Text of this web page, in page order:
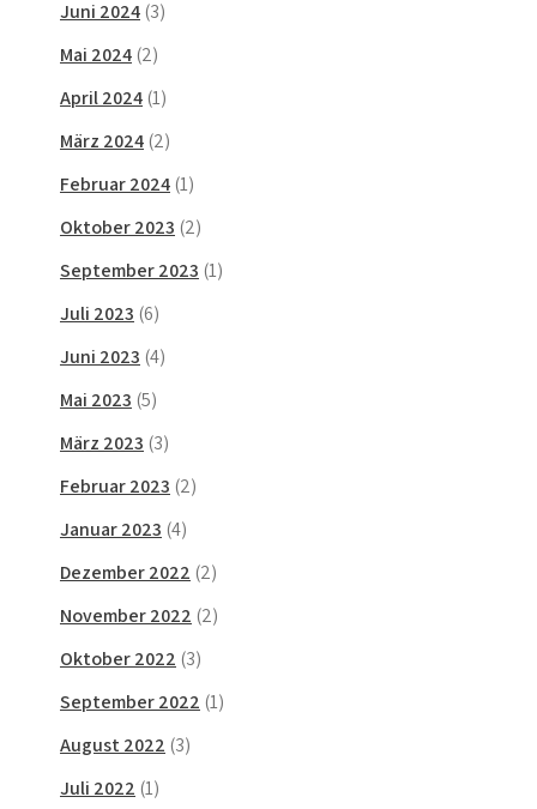
Juni 2024(3)
Mai 2024(2)
April 2024(1)
März 2024(2)
Februar 2024(1)
Oktober 2023 (2)
September 2023 (1)
Juli 2023 (6)
Juni 2023 (4)
Mai 2023 (5)
März 2023 (3)
Februar 2023 (2)
Januar 2023 (4)
Dezember 2022 (2)
November 2022 (2)
Oktober 2022 (3)
September 2022 (1)
August 2022 (3)
Juli 2022 (1)